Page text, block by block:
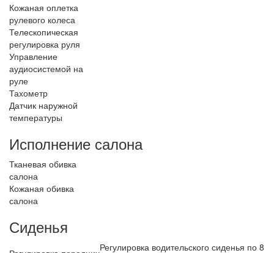
Кожаная оплетка
рулевого колеса
Телескопическая
регулировка руля
Управление
аудиосистемой на
руле
Тахометр
Датчик наружной
температуры
Исполнение салона
Тканевая обивка
салона
Кожаная обивка
салона
Сиденья
Регулировка водительского сиденья по 8